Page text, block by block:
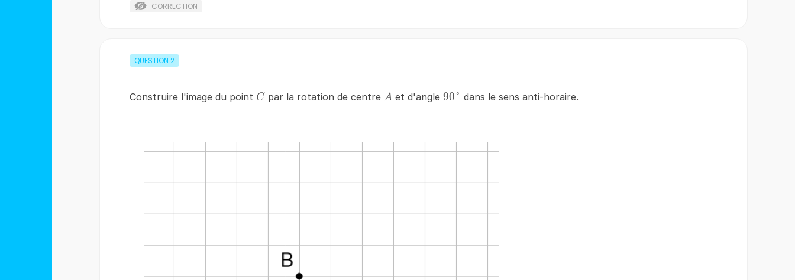
CORRECTION
QUESTION 2
Construire l'image du point C
C par la rotation de centre A
A et d'angle90\degree
90° dans le sens anti-horaire.